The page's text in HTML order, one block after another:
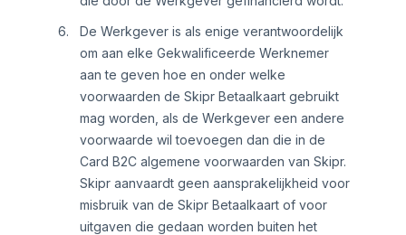
De Werkgever is als enige verantwoordelijk
om aan elke Gekwalificeerde Werknemer
aan te geven hoe en onder welke
voorwaarden de Skipr Betaalkaart gebruikt
mag worden, als de Werkgever een andere
voorwaarde wil toevoegen dan die in de
Card B2C algemene voorwaarden van Skipr.
Skipr aanvaardt geen aansprakelijkheid voor
misbruik van de Skipr Betaalkaart of voor
uitgaven die gedaan worden buiten het